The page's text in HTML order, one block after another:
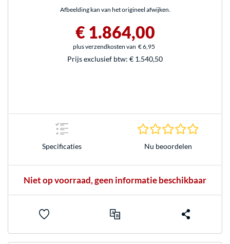
Afbeelding kan van het origineel afwijken.
€ 1.864,00
plus verzendkosten van € 6,95
Prijs exclusief btw: € 1.540,50
Specificaties Nu beoordelen
Niet op voorraad, geen informatie beschikbaar